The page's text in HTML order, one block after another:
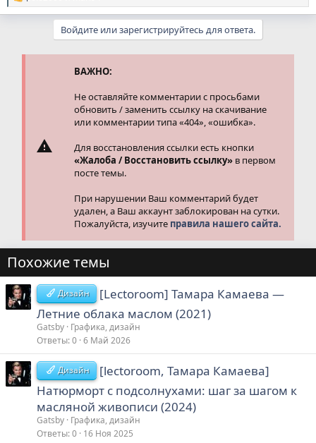
е
Войдите или зарегистрируйтесь для ответа.
ВАЖНО:
Не оставляйте комментарии с просьбами
обновить / заменить ссылку на скачивание
или комментарии типа «404», «ошибка».
Для восстановления ссылки есть кнопки
«Жалоба / Восстановить ссылку» в первом
посте темы.
При нарушении Ваш комментарий будет
удален, а Ваш аккаунт заблокирован на сутки.
Пожалуйста, изучите правила нашего сайта.
Похожие темы
Дизайн
[Lectoroom] Тамара Камаева ―
Летние облака маслом (2021)
Gatsby Графика, дизайн
Ответы 0 6 Май 2026
Дизайн
[lectoroom, Тамара Камаева]
Натюрморт с подсолнухами: шаг за шагом к
масляной живописи (2024)
Gatsby Графика, дизайн
Ответы 0 16 Ноя 2025